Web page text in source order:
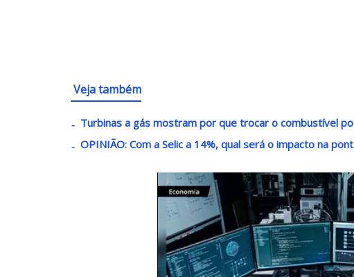
Veja também
Turbinas a gás mostram por que trocar o combustível
OPINIÃO: Com a Selic a 14%, qual será o impacto na